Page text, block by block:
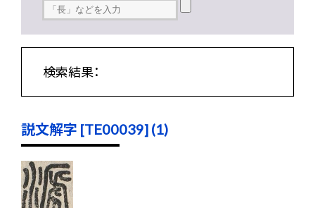
検索結果：
説文解字 [TE00039] (1)